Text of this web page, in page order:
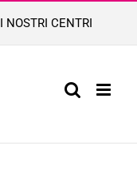
I NOSTRI CENTRI